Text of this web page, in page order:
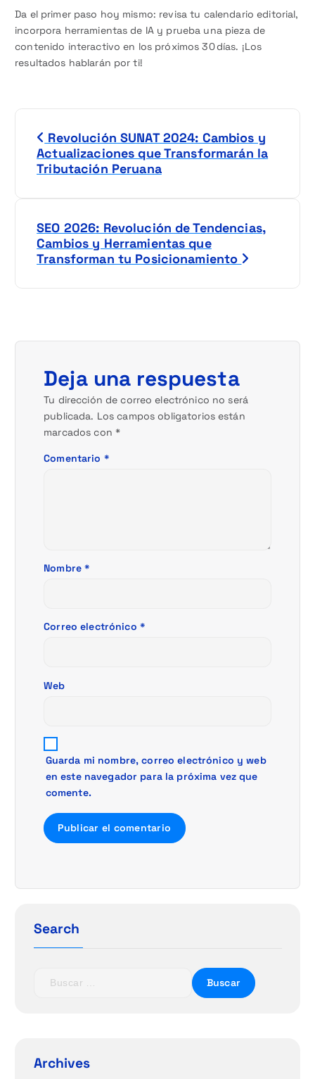
Da el primer paso hoy mismo: revisa tu calendario editorial,
incorpora herramientas de IA y prueba una pieza de
contenido interactivo en los próximos 30 días. ¡Los
resultados hablarán por ti!
i
Revolución SUNAT 2024: Cambios y
Actualizaciones que Transformarán la
Tributación Peruana
SEO 2026: Revolución de Tendencias,
Cambios y Herramientas que
Transforman tu Posicionamiento
Deja una respuesta
Tu dirección de correo electrónico no será
publicada. Los campos obligatorios están
marcados con *
Comentario *
Nombre*
Correo electrónico *
Web
Guarda mi nombre, correo electrónico y web
en este navegador para la próxima vez que
comente.
Search
r
:Archives